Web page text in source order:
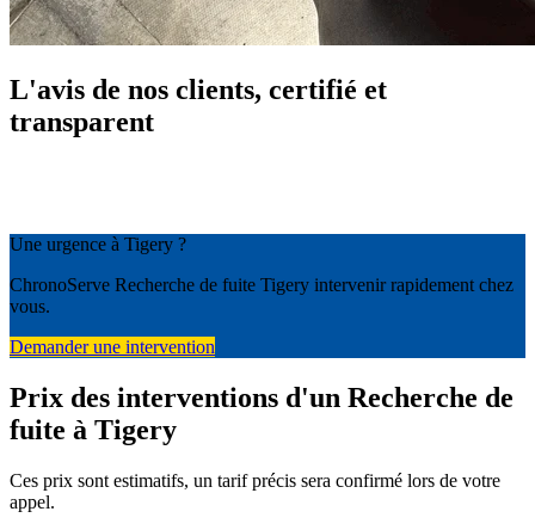
L'avis de nos clients, certifié et
transparent
Une urgence à Tigery ?
ChronoServe Recherche de fuite Tigery intervenir rapidement chez
vous.
Demander une intervention
Prix des interventions d'un Recherche de
fuite à Tigery
Ces prix sont estimatifs, un tarif précis sera confirmé lors de votre
appel.